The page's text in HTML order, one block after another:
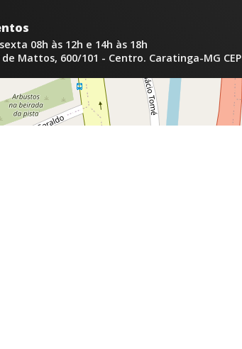
08h às 12h e 14h às 18h
Mattos, 600/101 - Centro. Caratinga-MG CEP